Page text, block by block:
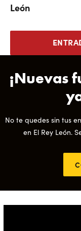
León
¡Nuevas
No te quedes sin tus
en El Rey León.